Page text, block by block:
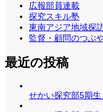
広報部員連載
探究スキル塾
東南アジア地域探
監督・顧問のつぶ
最近の投稿
せかい探究部5期